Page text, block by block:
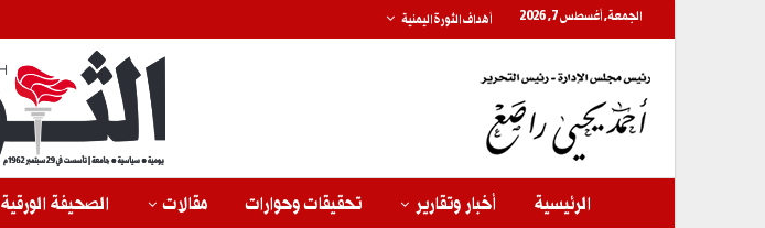
الجمعة, أغسطس 7, 2026 أهداف الثورة اليمنية
الرئيسية أخبار وتقارير تحقيقات وحوارات مقالات الصحيفة الورقية